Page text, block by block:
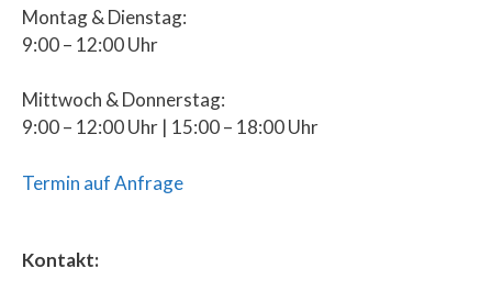
Montag & Dienstag:
9:00 – 12:00 Uhr
Mittwoch & Donnerstag:
9:00 – 12:00 Uhr | 15:00 – 18:00 Uhr
Termin auf Anfrage
Kontakt: